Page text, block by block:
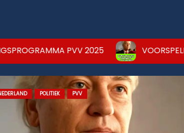
PVV 2025 VOORSPELLING: “PVV
POLITIEK PVV